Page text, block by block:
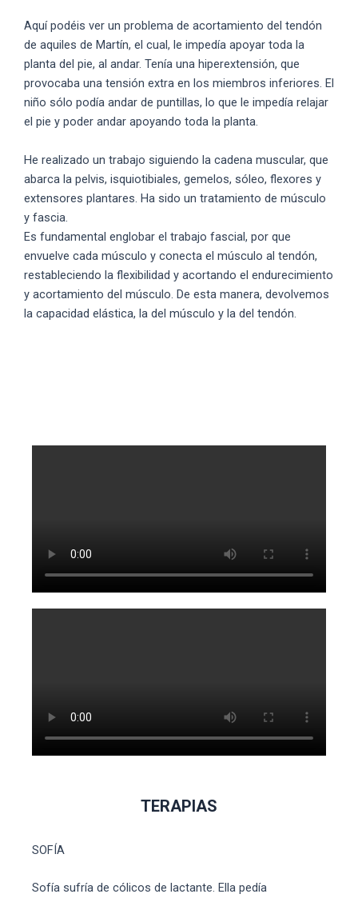
Aquí podéis ver un problema de acortamiento del tendón
de aquiles de Martín, el cual, le impedía apoyar toda la
planta del pie, al andar. Tenía una hiperextensión, que
provocaba una tensión extra en los miembros inferiores. El
niño sólo podía andar de puntillas, lo que le impedía relajar
el pie y poder andar apoyando toda la planta.
He realizado un trabajo siguiendo la cadena muscular, que
abarca la pelvis, isquiotibiales, gemelos, sóleo, flexores y
extensores plantares. Ha sido un tratamiento de músculo
y fascia.
Es fundamental englobar el trabajo fascial, por que
envuelve cada músculo y conecta el músculo al tendón,
restableciendo la flexibilidad y acortando el endurecimiento
y acortamiento del músculo. De esta manera, devolvemos
la capacidad elástica, la del músculo y la del tendón.
TERAPIAS
SOFÍA
Sofía sufría de cólicos de lactante. Ella pedía